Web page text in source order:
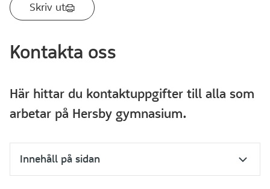
Skriv ut
Kontakta oss
Här hittar du kontaktuppgifter till alla som
arbetar på Hersby gymnasium.
Innehåll på sidan